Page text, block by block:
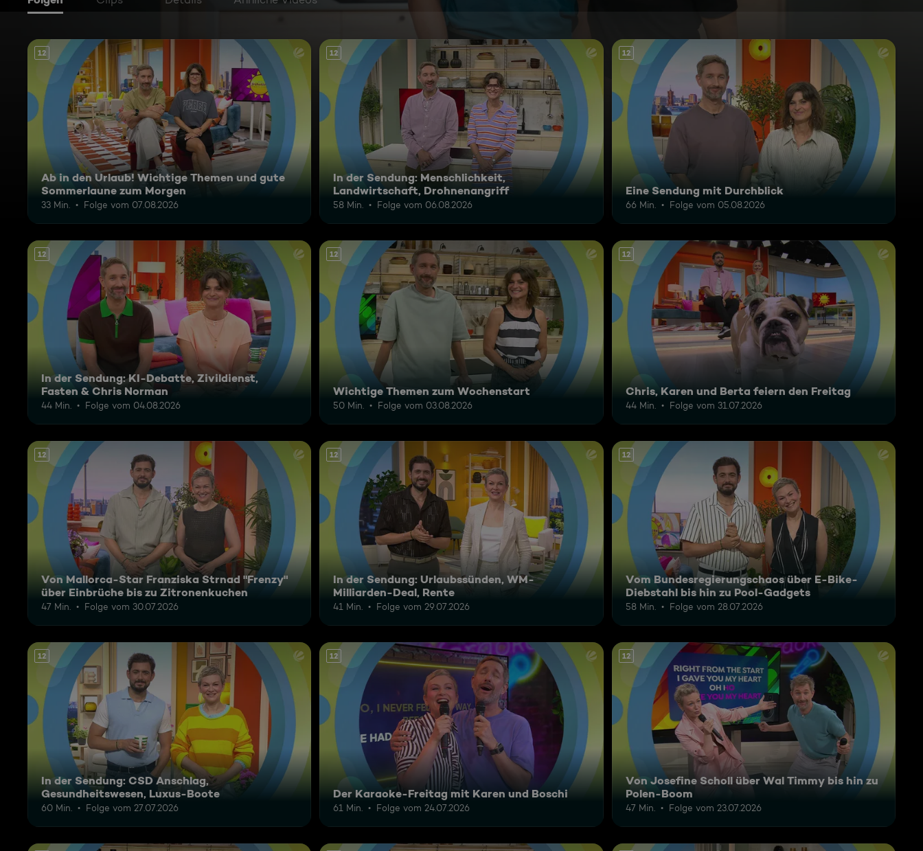
12
Ab in den Urlaub! Wichtige Themen und gute
Sommerlaune zum Morgen
33 Min. Folge vom 07.08.2026
12
In der Sendung: Menschlichkeit,
Landwirtschaft, Drohnenangriff
58 Min. Folge vom 06.08.2026
12
Eine Sendung mit Durchblick
66 Min. Folge vom 05.08.2026
12
In der Sendung: KI-Debatte, Zivildienst,
Fasten & Chris Norman
44 Min. Folge vom 04.08.2026
12
Wichtige Themen zum Wochenstart
50 Min. Folge vom 03.08.2026
12
Chris, Karen und Berta feiern den Freitag
44 Min. Folge vom 31.07.2026
12
Von Mallorca-Star Franziska Strnad "Frenzy"
über Einbrüche bis zu Zitronenkuchen
47 Min. Folge vom 30.07.2026
12
In der Sendung: Urlaubssünden, WM-
Milliarden-Deal, Rente
41 Min. Folge vom 29.07.2026
12
Vom Bundesregierungschaos über E-Bike-
Diebstahl bis hin zu Pool-Gadgets
58 Min. Folge vom 28.07.2026
12
In der Sendung: CSD Anschlag,
Gesundheitswesen, Luxus-Boote
60 Min. Folge vom 27.07.2026
12
Der Karaoke-Freitag mit Karen und Boschi
61 Min. Folge vom 24.07.2026
12
Von Josefine Scholl über Wal Timmy bis hin zu
Polen-Boom
47 Min. Folge vom 23.07.2026